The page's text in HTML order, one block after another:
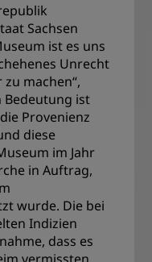
Sachsen
ist es uns
Unrecht
machen“,
Bedeutung ist
Provenienz
diese
im Jahr
in Auftrag,
wurde. Die bei
Indizien
dass es